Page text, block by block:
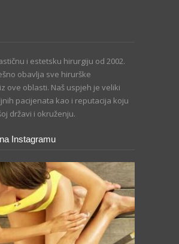
i estetsku hirurgiju od 2002.
obavlja sve hirurške
ove oblasti. Naš uspjeh je veliki
pacijenata kao i reputacija koju
državi i okruženju.
Instagramu